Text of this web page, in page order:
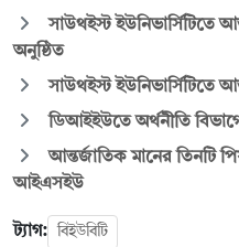
সাউথইস্ট ইউনিভার্সিটিতে
অনুষ্ঠিত
সাউথইস্ট ইউনিভার্সিটিতে
ডিআইইউতে অর্থনীতি
আন্তর্জাতিক মানের তিনটি
আইএসইউ
ট্যাগ: বিইউবিটি